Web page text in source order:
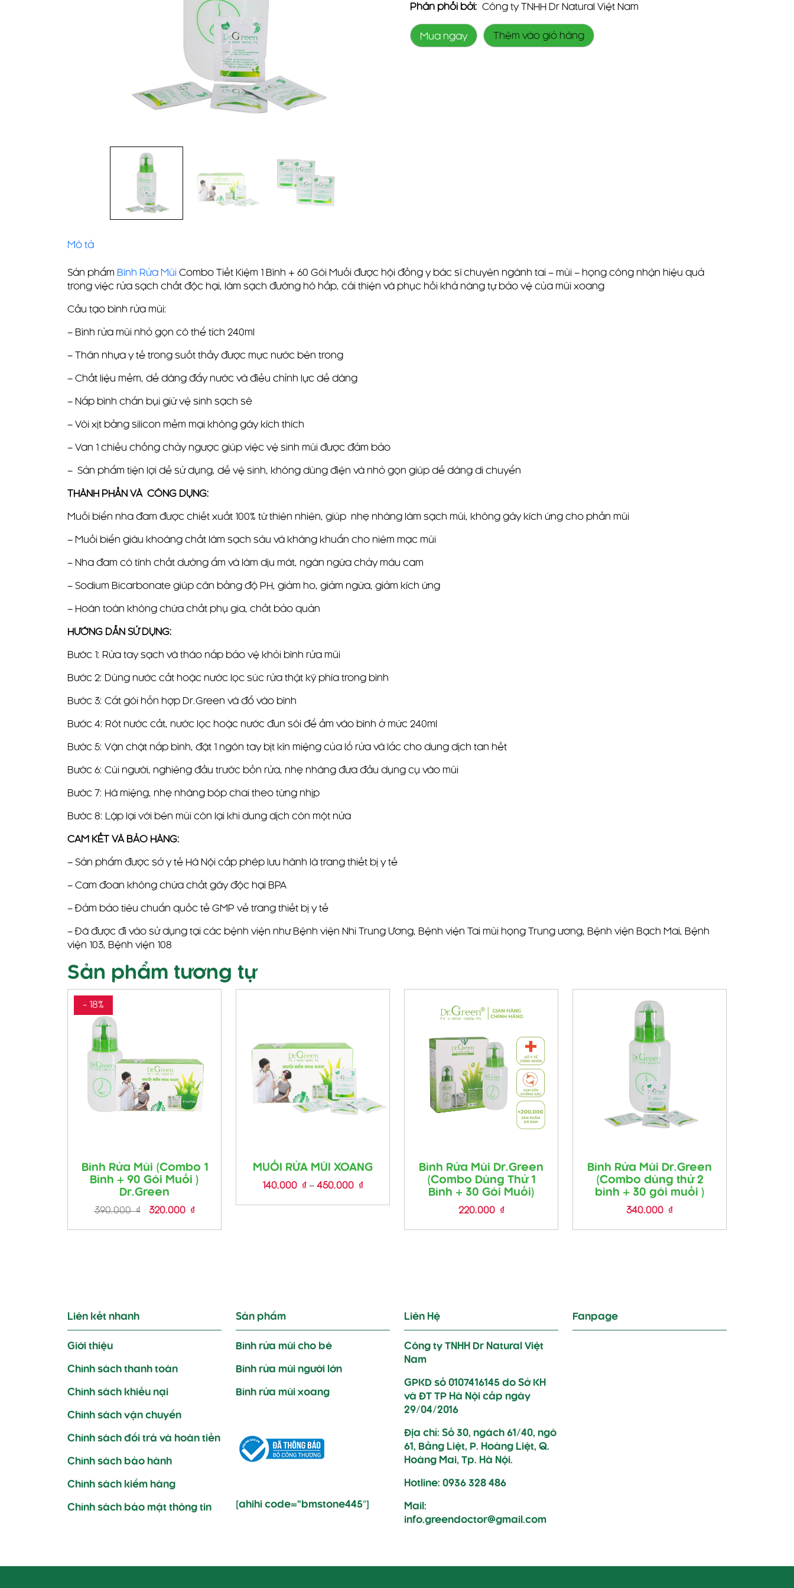
Phân phối bởi: Công ty TNHH Dr Natural Việt Nam
Mua ngay Thêm vào giỏ hàng
Mô tả
Sản phẩm Bình Rửa Mũi Combo Tiết Kiệm 1 Bình + 60 Gói Muối được hội đồng y bác sĩ chuyên ngành tai – mũi – họng công nhận hiệu quả
trong việc rửa sạch chất độc hại, làm sạch đường hô hấp, cải thiện và phục hồi khả năng tự bảo vệ của mũi xoang
Cấu tạo bình rửa mũi:
– Bình rửa mũi nhỏ gọn có thể tích 240ml
– Thân nhựa y tế trong suốt thấy được mực nước bên trong
– Chất liệu mềm, dễ dàng đẩy nước và điều chỉnh lực dễ dàng
– Nắp bình chắn bụi giữ vệ sinh sạch sẽ
– Vòi xịt bằng silicon mềm mại không gây kích thích
– Van 1 chiều chống chảy ngược giúp việc vệ sinh mũi được đảm bảo
– Sản phẩm tiện lợi dễ sử dụng, dễ vệ sinh, không dùng điện và nhỏ gọn giúp dễ dàng di chuyển
THÀNH PHẦN VÀ CÔNG DỤNG:
Muối biển nha đam được chiết xuất 100% từ thiên nhiên, giúp nhẹ nhàng làm sạch mũi, không gây kích ứng cho phần mũi
– Muối biển giàu khoáng chất làm sạch sâu và kháng khuẩn cho niêm mạc mũi
– Nha đam có tính chất dưỡng ẩm và làm dịu mát, ngăn ngừa chảy máu cam
– Sodium Bicarbonate giúp cân bằng độ PH, giảm ho, giảm ngứa, giảm kích ứng
– Hoàn toàn không chứa chất phụ gia, chất bảo quản
HƯỚNG DẪN SỬ DỤNG:
Bước 1: Rửa tay sạch và tháo nắp bảo vệ khỏi bình rửa mũi
Bước 2: Dùng nước cất hoặc nước lọc súc rửa thật kỹ phía trong bình
Bước 3: Cắt gói hỗn hợp Dr.Green và đổ vào bình
Bước 4: Rót nước cất, nước lọc hoặc nước đun sôi để ấm vào bình ở mức 240ml
Bước 5: Vặn chặt nắp bình, đặt 1 ngón tay bịt kín miệng của lỗ rửa và lắc cho dung dịch tan hết
Bước 6: Cúi người, nghiêng đầu trước bồn rửa, nhẹ nhàng đưa đầu dụng cụ vào mũi
Bước 7: Há miệng, nhẹ nhàng bóp chai theo từng nhịp
Bước 8: Lặp lại với bên mũi còn lại khi dung dịch còn một nửa
CAM KẾT VÀ BẢO HÀNG:
– Sản phẩm được sở y tế Hà Nội cấp phép lưu hành là trang thiết bị y tế
– Cam đoan không chứa chất gây độc hại BPA
– Đảm bảo tiêu chuẩn quốc tế GMP về trang thiết bị y tế
– Đã được đi vào sử dụng tại các bệnh viện như Bệnh viện Nhi Trung Ương, Bệnh viện Tai mũi họng Trung ương, Bệnh viện Bạch Mai, Bệnh
viện 103, Bệnh viện 108
Sản phẩm tương tự
Bình Rửa Mũi (Combo 1
Bình + 90 Gói Muối )
Dr.Green
390.000₫
Giá
320.000 ₫Giá
- 18%
MUỐI RỬA MŨI XOANG
140.000 ₫ – 450.000 ₫Khoảng
Bình Rửa Mũi Dr.Green
(Combo Dùng Thử 1
Bình + 30 Gói Muối)
220.000 ₫
Bình Rửa Mũi Dr.Green
(Combo dùng thử 2
bình + 30 gói muối )
340.000 ₫
Liên kết nhanh
Giới thiệu
Chính sách thanh toán
Chính sách khiếu nại
Chính sách vận chuyển
Chính sách đổi trả và hoàn tiền
Chính sách bảo hành
Chính sách kiểm hàng
Chính sách bảo mật thông tin
Sản phẩm
Bình rửa mũi cho bé
Bình rửa mũi người lớn
Bình rửa mũi xoang
[ahihi code=”bmstone445″]
Liên Hệ
Công ty TNHH Dr Natural Việt
Nam
GPKD số 0107416145 do Sở KH
và ĐT TP Hà Nội cấp ngày
29/04/2016
Địa chỉ: Số 30, ngách 61/40, ngõ
61, Bằng Liệt, P. Hoàng Liệt, Q.
Hoàng Mai, Tp. Hà Nội.
Hotline: 0936 328 486
Mail:
info.greendoctor@gmail.com
Fanpage